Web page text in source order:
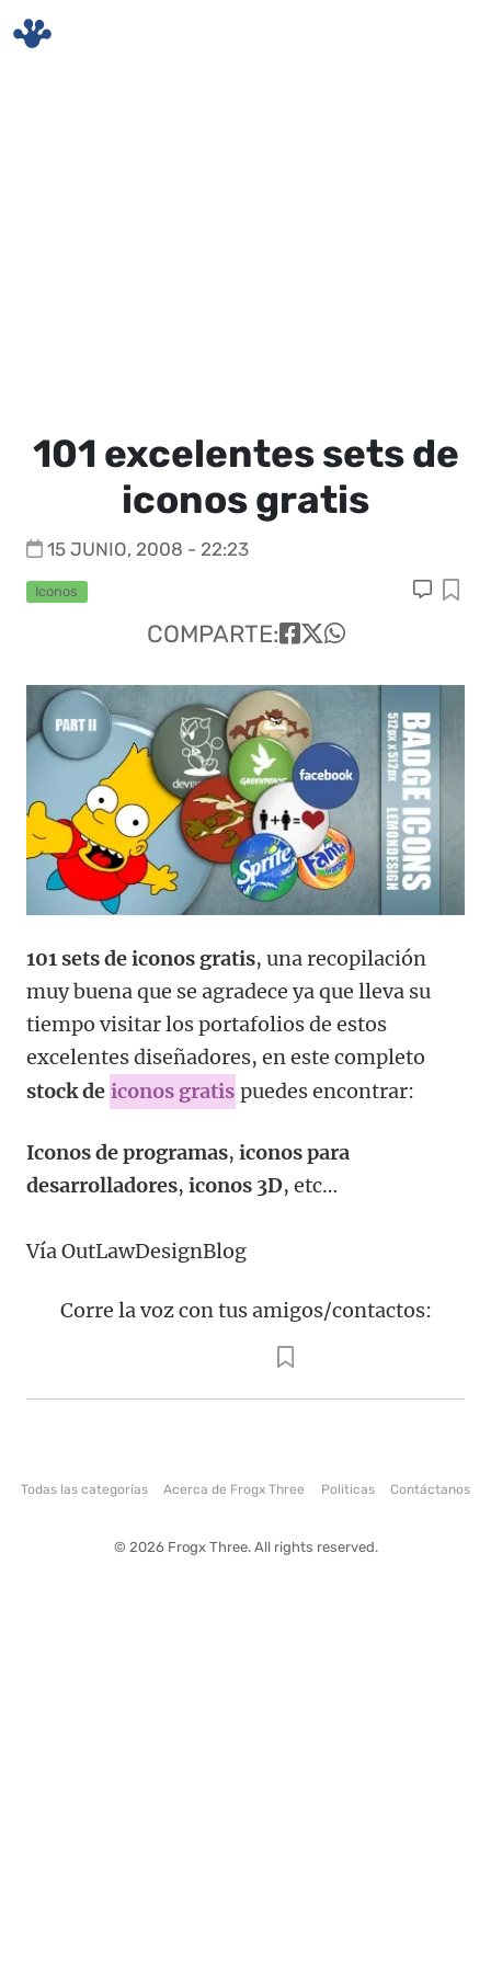
101 excelentes sets de
iconos gratis
15 JUNIO, 2008 - 22:23
Iconos
COMPARTE:
101 sets de iconos gratis, una recopilación
muy buena que se agradece ya que lleva su
tiempo visitar los portafolios de estos
excelentes diseñadores, en este completo
stock de iconos gratis puedes encontrar:
Iconos de programas, iconos para
desarrolladores, iconos 3D, etc…
Vía OutLawDesignBlog
Corre la voz con tus amigos/contactos:
Todas las categorías Acerca de Frogx Three Politicas Contáctanos
© 2026 Frogx Three. All rights reserved.